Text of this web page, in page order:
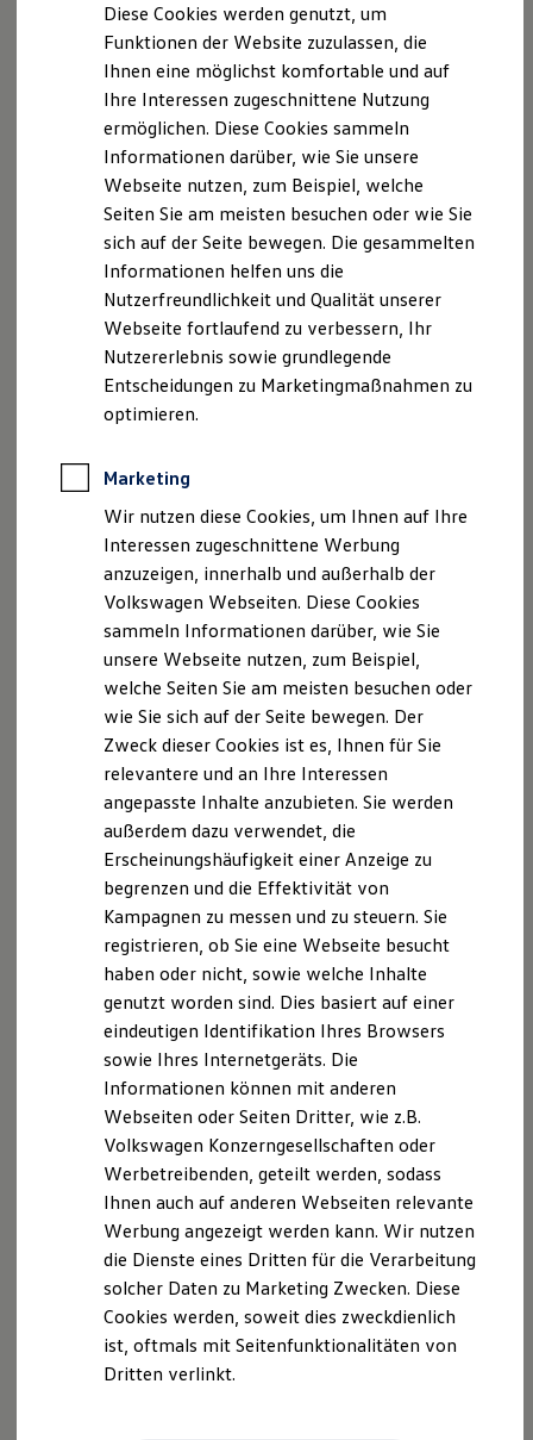
Finanzierung
Für Privatkunden
Für Gewerbekunden
Leasing
Für Privatkunden
Für Gewerbekunden
Versicherungen & Garantien
Garantien
Kfz-Versicherung für Nutzfahrzeuge
Restschuldversicherung
Wartungsverträge
Besitzer & Service
Reparatur & Service
Sommer-Special
Reparatur, Pflege & Inspektion
Servicetermin anfragen
Service-Vorteile bei Volkswagen Nutzfahrzeuge
ServicePlus
Economy Service
Räder & Reifen Service
Notdienst und Pannenhilfe
Software, Konnektivität & Apps
California App
VW Connect für Ihren ID. Buzz
VW Connect für Ihren Transporter/Caravelle
VW Connect für Ihren Amarok
VW Connect für andere Modelle
Connect Pro
Fleet Interface Data
Multistop Pathfinder
Übersicht Software Updates
Digitales Bordbuch
Fahrerassistenz- und Sicherheitssysteme
Kontrollleuchten
Batterieverordnung
XTL-Dieselkraftstoff
Ersatzteile und Betriebsflüssigkeiten
Original Zubehör und Lifestyle Produkte
myVolkswagen
myVolkswagen Business
Elektrisch & Autonom
Elektro - & Hybridfahrzeuge
Unser Ansatz
Klimafreundlicher Strom
Reichweite & Ladelösungen
Reichweitensimulator
Ladezeitensimulator
Ladelösungen für Privatkunden
Ladelösungen für Gewerbekunden
Bidirektionales Laden
Förderung & Kosten der Elektrofahrzeuge
Fördermöglichkeiten für Privatkunden
Kostensimulator
Autonomes Fahren
Mehr zum ID. Buzz
California Welt
California Club
California Magazin & Ratgeber
Der smarte Weg zum
Servicetermin
Egal ob Reparatur, Wartung oder der nächste Ölwechsel: Mit
der In-Car App Fahrzeugservice behalten Sie den Überblick
über den Status Ihres
kontinuierlich analysiert, kann Ihr
Nutzfahrzeug nun selbst erkennen, wann er zum Service
muss und Ihnen dafür automatisch eine Erinnerung
schicken. So können Sie mit Ihrem Volkswagen
NutzfahrzeugePartner direkt einen Termin vereinbaren. Auf
Wunsch können die Fahrzeugdaten auch automatisch an
Ihren präferierten Volkswagen NutzfahrzeugePartner
übermittelt werden, der sich im Bedarfsfall mit Ihnen in
Verbindung setzt.
App downloaden
Um die Funktionen der In-Car App nutzen zu können,
brauchen Sie sich nur mit Ihrer VolkswagenID im
Infotainment-System Ihres Volkswagen Nutzfahrzeug
anmelden. Je nach Modelljahr können Sie direkt auf die
vorinstallierte App zugreifen, wenn
VW Connect 2
aktiviert ist. Andernfalls können Sie diese im In-Car Shop
kostenlos herunterladen. Oder Sie besuchen unseren
Connect Shop – auch hier steht die App zum
kostenlosen Download zur Verfügung.
Jetzt downloaden
Ihre Vorteileim
Überblick
Diese Cookies werden genutzt, um
Funktionen der Website zuzulassen, die
Ihnen eine möglichst komfortable und auf
Ihre Interessen zugeschnittene Nutzung
ermöglichen. Diese Cookies sammeln
Informationen darüber, wie Sie unsere
Webseite nutzen, zum Beispiel, welche
Seiten Sie am meisten besuchen oder wie Sie
sich auf der Seite bewegen. Die gesammelten
Informationen helfen uns die
Nutzerfreundlichkeit und Qualität unserer
Webseite fortlaufend zu verbessern, Ihr
Nutzererlebnis sowie grundlegende
Entscheidungen zu Marketingmaßnahmen zu
optimieren.
Marketing
Wir nutzen diese Cookies, um Ihnen auf Ihre
Interessen zugeschnittene Werbung
anzuzeigen, innerhalb und außerhalb der
Volkswagen Webseiten. Diese Cookies
sammeln Informationen darüber, wie Sie
unsere Webseite nutzen, zum Beispiel,
welche Seiten Sie am meisten besuchen oder
wie Sie sich auf der Seite bewegen. Der
Zweck dieser Cookies ist es, Ihnen für Sie
relevantere und an Ihre Interessen
angepasste Inhalte anzubieten. Sie werden
außerdem dazu verwendet, die
Erscheinungshäufigkeit einer Anzeige zu
begrenzen und die Effektivität von
Kampagnen zu messen und zu steuern. Sie
registrieren, ob Sie eine Webseite besucht
haben oder nicht, sowie welche Inhalte
genutzt worden sind. Dies basiert auf einer
eindeutigen Identifikation Ihres Browsers
sowie Ihres Internetgeräts. Die
Informationen können mit anderen
Webseiten oder Seiten Dritter, wie z.B.
Volkswagen Konzerngesellschaften oder
Werbetreibenden, geteilt werden, sodass
Ihnen auch auf anderen Webseiten relevante
Werbung angezeigt werden kann. Wir nutzen
die Dienste eines Dritten für die Verarbeitung
solcher Daten zu Marketing Zwecken. Diese
Cookies werden, soweit dies zweckdienlich
ist, oftmals mit Seitenfunktionalitäten von
Dritten verlinkt.